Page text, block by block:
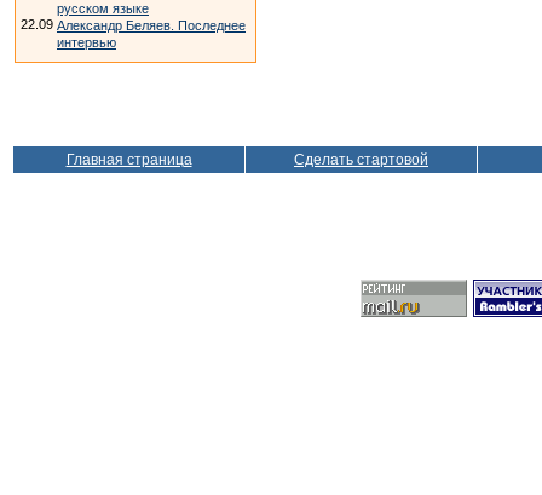
русском языке
22.09 Александр Беляев. Последнее
интервью
Главная страница Сделать стартовой